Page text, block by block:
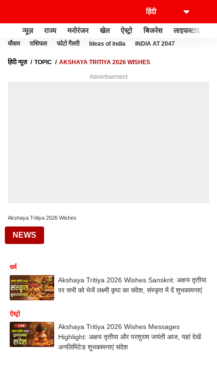
न्यूज़ राज्य मनोरंजन खेल ऐस्ट्रो बिजनेस लाइफस्टाइल
मौसम राशिफल फोटो गैलरी Ideas of India INDIA AT 2047
हिंदी न्यूज़ TOPIC AKSHAYA TRITIYA 2026 WISHES
Advertisement
Akshaya Tritiya 2026 Wishes
NEWS
धर्म
Akshaya Tritiya 2026 Wishes Sanskrit: अक्षय तृतीया
पर सभी को भेजें लक्ष्मी कृपा का संदेश, संस्कृत में दें शुभकामनाएं
ऐस्ट्रो
Akshaya Tritiya 2026 Wishes Messages
Highlight: अक्षय तृतीया और परशुराम जयंती आज, यहां देखें
अनलिमिटेड शुभकामनाएं संदेश